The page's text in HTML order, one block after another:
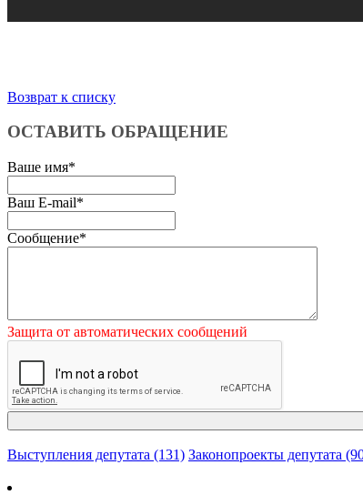
Возврат к списку
ОСТАВИТЬ ОБРАЩЕНИЕ
Ваше имя*
Ваш E-mail*
Сообщение*
Защита от автоматических сообщений
Выступления депутата (131) Законопроекты депутата